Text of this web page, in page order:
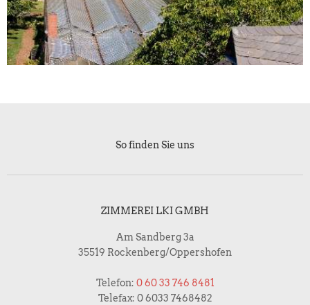
So finden Sie uns
ZIMMEREI LKI GMBH
Am Sandberg 3a
35519 Rockenberg/Oppershofen
Telefon: 0 60 33 746 8481
Telefax: 0 6033 7468482